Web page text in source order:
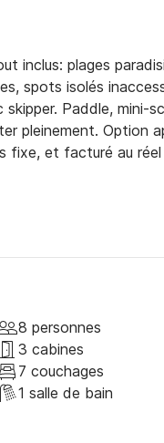
inclus: plages
spots isolés
skipper. Paddle, mini-
pleinement. Option
fixe, et facturé au
pour mini-
& Saleccia.
8 personnes
3 cabines
7 couchages
1 salle de bain